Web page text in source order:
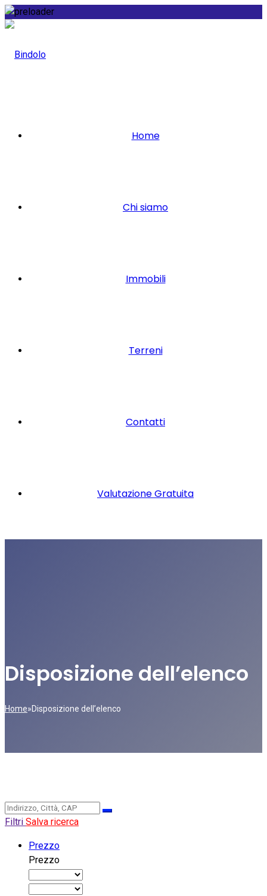
Home
Chi siamo
Immobili
Terreni
Contatti
Valutazione Gratuita
Disposizione dell’elenco
Home»Disposizione dell’elenco
Filtri Salva ricerca
Prezzo
Prezzo